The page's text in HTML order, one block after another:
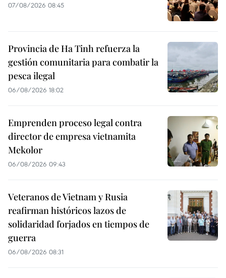
07/08/2026 08:45
Provincia de Ha Tinh refuerza la
gestión comunitaria para combatir la
pesca ilegal
06/08/2026 18:02
Emprenden proceso legal contra
director de empresa vietnamita
Mekolor
06/08/2026 09:43
Veteranos de Vietnam y Rusia
reafirman históricos lazos de
solidaridad forjados en tiempos de
guerra
06/08/2026 08:31